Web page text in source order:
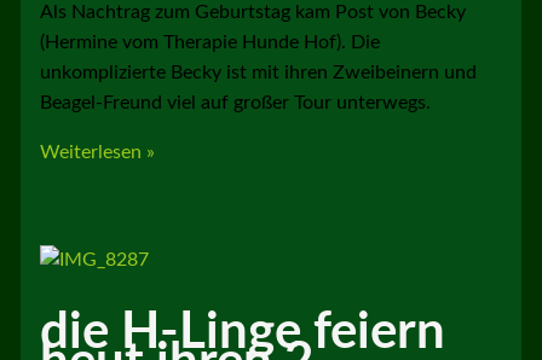
Als Nachtrag zum Geburtstag kam Post von Becky
(Hermine vom Therapie Hunde Hof). Die
unkomplizierte Becky ist mit ihren Zweibeinern und
Beagel-Freund viel auf großer Tour unterwegs.
Post
Weiterlesen »
die H-Linge feiern